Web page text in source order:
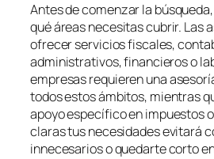
Antes de comenzar la
qué áreas necesitas cubrir. Las
ofrecer servicios fiscales,
administrativos, financieros o
empresas requieren una
todos estos ámbitos, mientras
apoyo específico en impuestos
claras tus necesidades evitará
innecesarios o quedarte corto